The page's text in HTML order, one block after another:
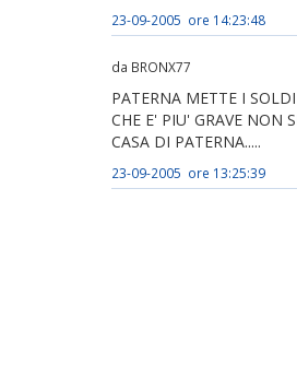
23-09-2005 ore 14:23:48
da BRONX77
PATERNA METTE I
CHE E' PIU' GRAVE NON
CASA DI PATERNA.....
23-09-2005 ore 13:25:39